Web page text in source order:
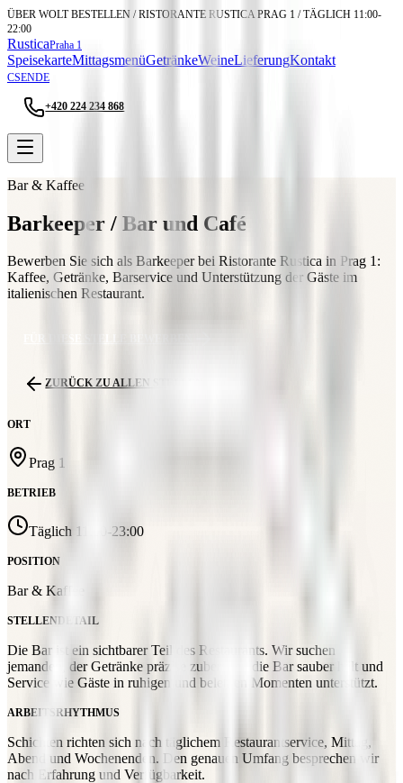
ÜBER WOLT BESTELLEN / RISTORANTE RUSTICA PRAG 1 / TÄGLICH 11:00-
22:00
RusticaPraha 1
SpeisekarteMittagsmenüGetränkeWeineLieferungKontakt
CSENDE
+420 224 234 868
Bar & Kaffee
Barkeeper / Bar und Café
Bewerben Sie sich als Barkeeper bei Ristorante Rustica in Prag 1:
Kaffee, Getränke, Barservice und Unterstützung der Gäste im
italienischen Restaurant.
ZURÜCK ZU ALLEN STELLEN
ORT
Prag 1
BETRIEB
Täglich 11:00-23:00
POSITION
Bar & Kaffee
STELLENDETAIL
Die Bar ist ein sichtbarer Teil des Restaurants. Wir suchen
jemanden, der Getränke präzise zubereitet, die Bar sauber hält und
Service wie Gäste in ruhigen und belebten Momenten unterstützt.
ARBEITSRHYTHMUS
Schichten richten sich nach täglichem Restaurantservice, Mittag,
Abend und Wochenenden. Den genauen Umfang besprechen wir
nach Erfahrung und Verfügbarkeit.